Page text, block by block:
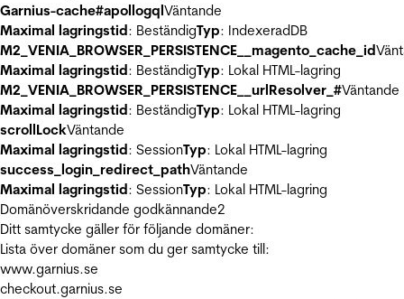
Garnius-cache#apollogqlVäntande
Maximal lagringstid: BeständigTyp: IndexeradDB
M2_VENIA_BROWSER_PERSISTENCE__magento_cache_id
Maximal lagringstid: BeständigTyp: Lokal HTML-lagring
M2_VENIA_BROWSER_PERSISTENCE__urlResolver_#Väntande
Maximal lagringstid: BeständigTyp: Lokal HTML-lagring
scrollLockVäntande
Maximal lagringstid: SessionTyp: Lokal HTML-lagring
success_login_redirect_pathVäntande
Maximal lagringstid: SessionTyp: Lokal HTML-lagring
Domänöverskridande godkännande2
Ditt samtycke gäller för följande domäner:
Lista över domäner som du ger samtycke till:
www.garnius.se
checkout.garnius.se